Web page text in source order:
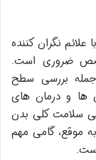
نگران کننده
ضروری است.
بررسی سطح
ها و درمان های
سلامت کلی بدن
موقع، گامی مهم